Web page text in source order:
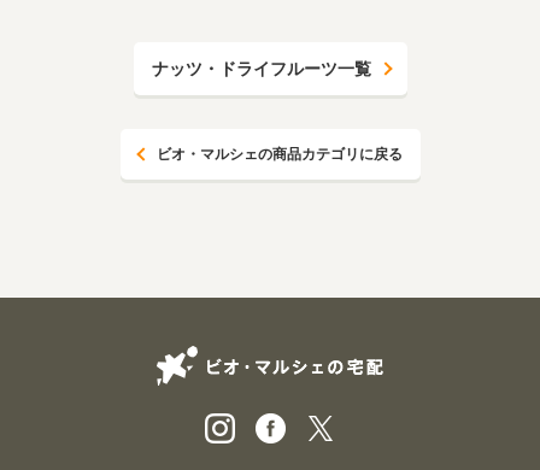
ナッツ・ドライフルーツ一覧
ビオ・マルシェの商品カテゴリに戻る